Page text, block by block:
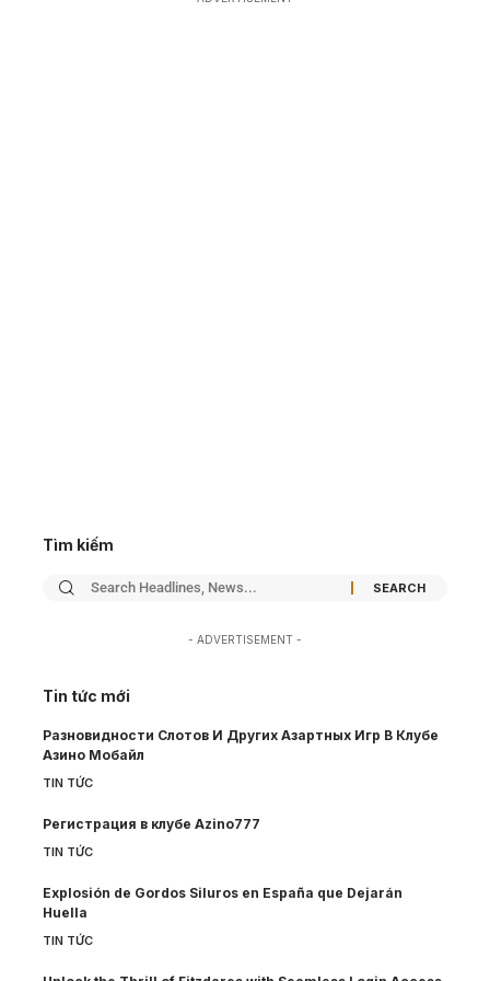
Tìm kiếm
- ADVERTISEMENT -
Tin tức mới
Разновидности Слотов И Других Азартных Игр В Клубе
Азино Мобайл
TIN TỨC
Регистрация в клубе Azino777
TIN TỨC
Explosión de Gordos Siluros en España que Dejarán
Huella
TIN TỨC